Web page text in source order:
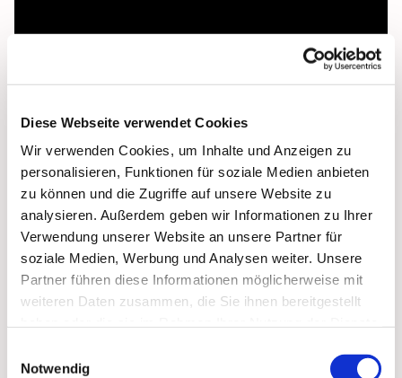
Diese Webseite verwendet Cookies
Wir verwenden Cookies, um Inhalte und Anzeigen zu
personalisieren, Funktionen für soziale Medien anbieten
zu können und die Zugriffe auf unsere Website zu
analysieren. Außerdem geben wir Informationen zu Ihrer
Verwendung unserer Website an unsere Partner für
soziale Medien, Werbung und Analysen weiter. Unsere
Partner führen diese Informationen möglicherweise mit
weiteren Daten zusammen, die Sie ihnen bereitgestellt
Notwendig
Dies könnte Sie auch